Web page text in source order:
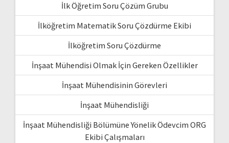
İlk Öğretim Soru Çözüm Grubu
İlköğretim Matematik Soru Çözdürme Ekibi
İlköğretim Soru Çözdürme
İnşaat Mühendisi Olmak İçin Gereken Özellikler
İnşaat Mühendisinin Görevleri
İnşaat Mühendisliği
İnşaat Mühendisliği Bölümüne Yönelik Ödevcim ORG
Ekibi Çalışmaları